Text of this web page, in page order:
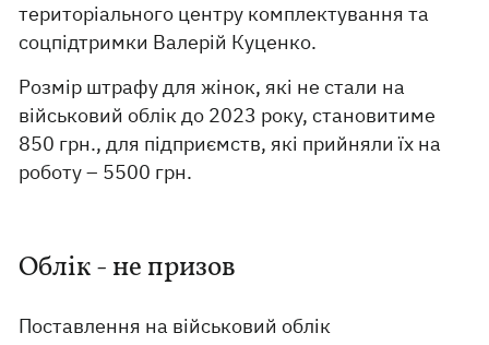
територіального центру комплектування та
соцпідтримки Валерій Куценко.
Розмір штрафу для жінок, які не стали на
військовий облік до 2023 року, становитиме
850 грн., для підприємств, які прийняли їх на
роботу – 5500 грн.
Облік - не призов
Поставлення на військовий облік